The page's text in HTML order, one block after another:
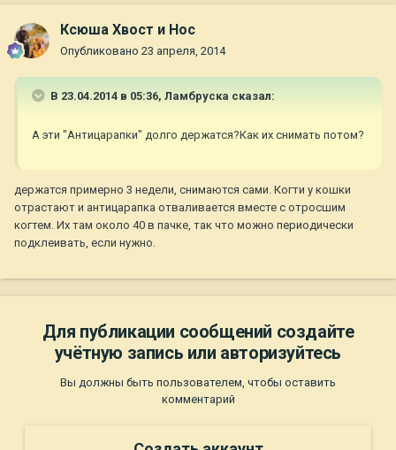
Ксюша Хвост и Нос
Опубликовано 23 апреля, 2014
В 23.04.2014 в 05:36, Ламбруска сказал:
А эти "Антицарапки" долго держатся?Как их снимать потом?
держатся примерно 3 недели, снимаются сами. Когти у кошки
отрастают и антицарапка отваливается вместе с отросшим
когтем. Их там около 40 в пачке, так что можно периодически
подклеивать, если нужно.
Для публикации сообщений создайте
учётную запись или авторизуйтесь
Вы должны быть пользователем, чтобы оставить
комментарий